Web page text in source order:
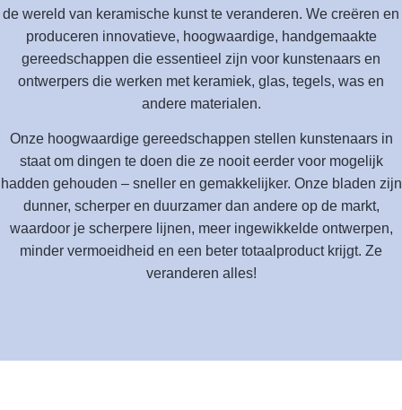
de wereld van keramische kunst te veranderen. We creëren en
produceren innovatieve, hoogwaardige, handgemaakte
gereedschappen die essentieel zijn voor kunstenaars en
ontwerpers die werken met keramiek, glas, tegels, was en
andere materialen.
Onze hoogwaardige gereedschappen stellen kunstenaars in
staat om dingen te doen die ze nooit eerder voor mogelijk
hadden gehouden – sneller en gemakkelijker. Onze bladen zijn
dunner, scherper en duurzamer dan andere op de markt,
waardoor je scherpere lijnen, meer ingewikkelde ontwerpen,
minder vermoeidheid en een beter totaalproduct krijgt. Ze
veranderen alles!